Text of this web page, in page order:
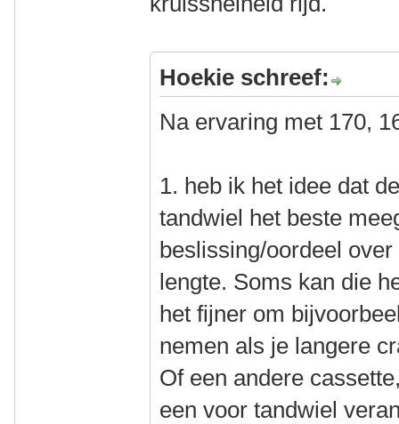
Hoekie schreef:
Na ervaring met 170,
1. heb ik het idee dat
tandwiel het beste
beslissing/oordeel
lengte. Soms kan die
het fijner om
nemen als je langere
Of een andere
een voor tandwiel